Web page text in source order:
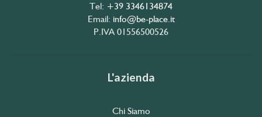
Tel: +39 3346134874
Email: info@be-place.it
P.IVA 01556500526
L'azienda
Chi Siamo